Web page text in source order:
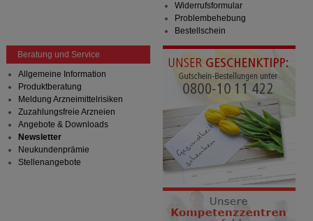
Widerrufsformular
Problembehebung
Bestellschein
Beratung und Service
Allgemeine Information
Produktberatung
Meldung Arzneimittelrisiken
Zuzahlungsfreie Arzneien
Angebote & Downloads
Newsletter
Neukundenprämie
Stellenangebote